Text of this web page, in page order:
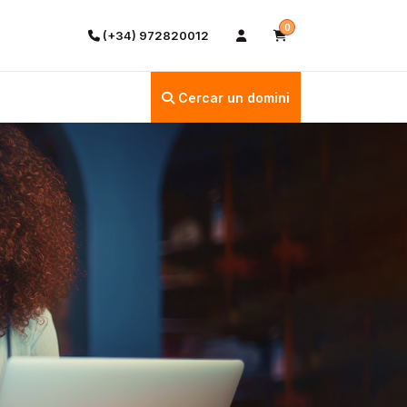
(+34) 972820012
0
Cercar un domini